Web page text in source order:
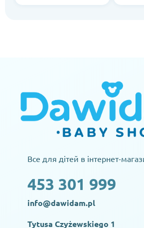
Все для дітей в інтернет-
453 301 999
info@dawidam.pl
Tytusa Czyżewskiego 1